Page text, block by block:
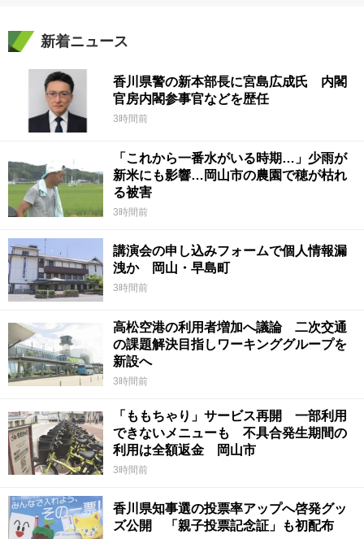
新着ニュース
香川県警の新本部長に宮島広成氏 内閣
官房内閣参事官などを歴任
3時間前
「これから一番水がいる時期…」少雨が
新米にも影響…岡山市の農園で穂が枯れ
る被害
3時間前
講演会の申し込みフォームで個人情報漏
洩か 岡山・早島町
3時間前
高松空港の利用者増加へ議論 二次交通
の課題解決目指しワーキンググループを
新設へ
3時間前
「ももちゃり」サービス再開 一部利用
できないメニューも 不具合発生期間の
利用は全額返金 岡山市
3時間前
香川県知事選の投票率アップへ啓発グッ
ズ公開 「親子投票記念証」も初配布